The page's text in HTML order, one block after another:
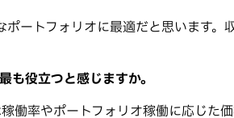
ートフォリオに最適だと思います
役立つと感じますか。
率やポートフォリオ稼働に応じた